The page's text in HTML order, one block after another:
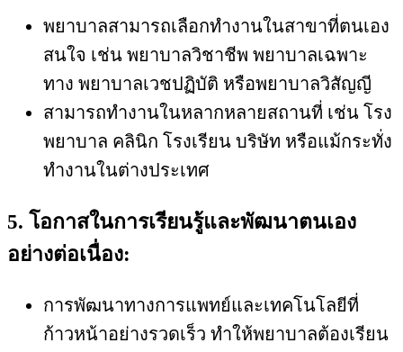
พยาบาลสามารถเลือกทำงานในสาขาที่ตนเอง
สนใจ เช่น พยาบาลวิชาชีพ พยาบาลเฉพาะ
ทาง พยาบาลเวชปฏิบัติ หรือพยาบาลวิสัญญี
สามารถทำงานในหลากหลายสถานที่ เช่น โรง
พยาบาล คลินิก โรงเรียน บริษัท หรือแม้กระทั่ง
ทำงานในต่างประเทศ
5. โอกาสในการเรียนรู้และพัฒนาตนเอง
อย่างต่อเนื่อง:
การพัฒนาทางการแพทย์และเทคโนโลยีที่
ก้าวหน้าอย่างรวดเร็ว ทำให้พยาบาลต้องเรียน